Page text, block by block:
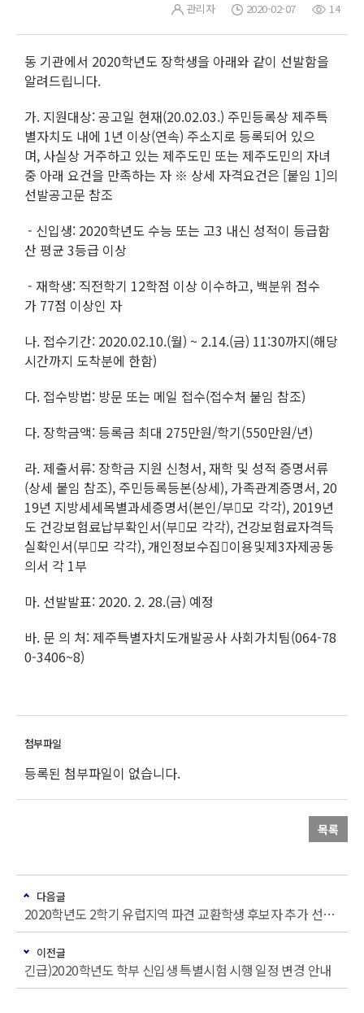
관리자 2020-02-07 14
동 기관에서 2020학년도 장학생을 아래와 같이 선발함을
알려드립니다.
가. 지원대상: 공고일 현재(20.02.03.) 주민등록상 제주특
별자치도 내에 1년 이상(연속) 주소지로 등록되어 있으
며, 사실상 거주하고 있는 제주도민 또는 제주도민의 자녀
중 아래 요건을 만족하는 자 ※ 상세 자격요건은 [붙임 1]의
선발공고문 참조
- 신입생: 2020학년도 수능 또는 고3 내신 성적이 등급함
산 평균 3등급 이상
- 재학생: 직전학기 12학점 이상 이수하고, 백분위 점수
가 77점 이상인 자
나. 접수기간: 2020.02.10.(월) ~ 2.14.(금) 11:30까지(해당
시간까지 도착분에 한함)
다. 접수방법: 방문 또는 메일 접수(접수처 붙임 참조)
다. 장학금액: 등록금 최대 275만원/학기(550만원/년)
라. 제출서류: 장학금 지원 신청서, 재학 및 성적 증명서류
(상세 붙임 참조), 주민등록등본(상세), 가족관계증명서, 20
19년 지방세세목별과세증명서(본인/부모 각각), 2019년
도 건강보험료납부확인서(부모 각각), 건강보험료자격득
실확인서(부모 각각), 개인정보수집이용및제3자제공동
의서 각 1부
마. 선발발표: 2020. 2. 28.(금) 예정
바. 문 의 처: 제주특별자치도개발공사 사회가치팀(064-78
0-3406~8)
등록된 첨부파일이 없습니다.
목록
다음글
2020학년도 2학기 유럽지역 파견 교환학생 후보자 추가 선발 안내
이전글
긴급)2020학년도 학부 신입생 특별시험 시행 일정 변경 안내